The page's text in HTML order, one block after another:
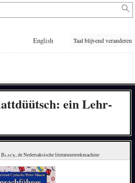
English Taal blijvend veranderen
ein Lehr-
Black, de Nedersaksische literatuurzoekmachine